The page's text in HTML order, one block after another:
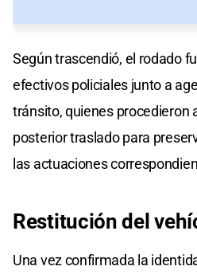
Según trascendió, el rodado
efectivos policiales junto a
tránsito, quienes procedieron
posterior traslado para
las actuaciones
Restitución del
Una vez confirmada la